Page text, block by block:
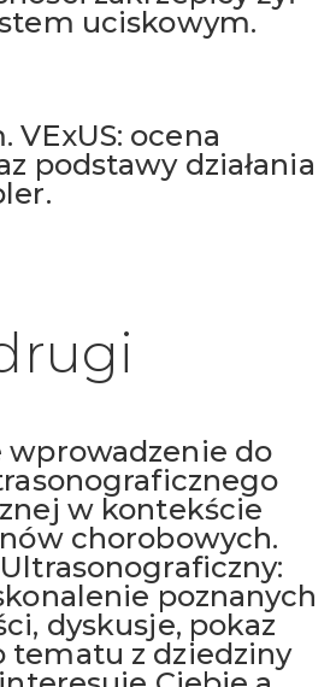
uciskowym.
VExUS: ocena
podstawy działania
wprowadzenie do
w kontekście
chorobowych.
poznanych
dyskusje, pokaz
tematu z dziedziny